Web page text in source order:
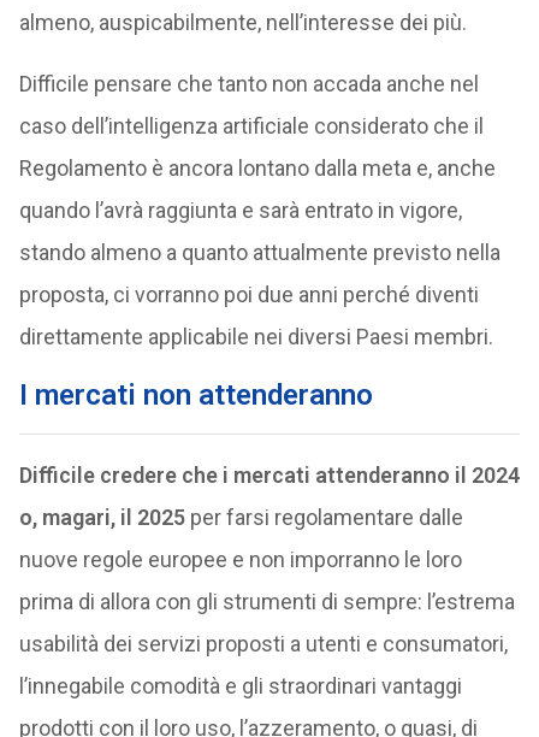
almeno, auspicabilmente, nell’interesse dei più.
Difficile pensare che tanto non accada anche nel
caso dell’intelligenza artificiale considerato che il
Regolamento è ancora lontano dalla meta e, anche
quando l’avrà raggiunta e sarà entrato in vigore,
stando almeno a quanto attualmente previsto nella
proposta, ci vorranno poi due anni perché diventi
direttamente applicabile nei diversi Paesi membri.
I mercati non attenderanno
Difficile credere che i mercati attenderanno il 2024
o, magari, il 2025per farsi regolamentare dalle
nuove regole europee e non imporranno le loro
prima di allora con gli strumenti di sempre: l’estrema
usabilità dei servizi proposti a utenti e consumatori,
l’innegabile comodità e gli straordinari vantaggi
prodotti con il loro uso, l’azzeramento, o quasi, di